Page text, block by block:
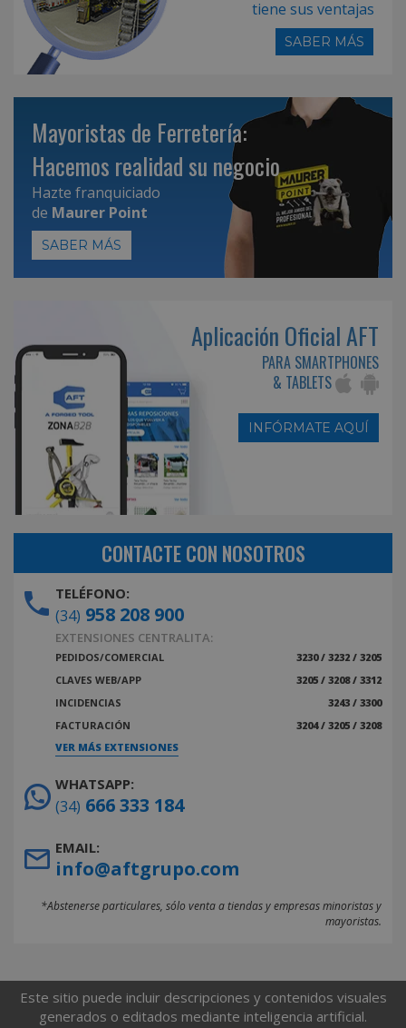
tiene sus ventajas
SABER MÁS
Mayoristas de Ferretería:
Hacemos realidad su negocio
Hazte franquiciado
de Maurer Point
SABER MÁS
Aplicación Oficial AFT
PARA SMARTPHONES
& TABLETS
INFÓRMATE AQUÍ
CONTACTE CON NOSOTROS
TELÉFONO:
(34) 958 208 900
EXTENSIONES CENTRALITA:
PEDIDOS/COMERCIAL
3230 / 3232 / 3205
CLAVES WEB/APP
3205 / 3208 / 3312
INCIDENCIAS
3243 / 3300
FACTURACIÓN
3204 / 3205 / 3208
VER MÁS EXTENSIONES
WHATSAPP:
(34) 666 333 184
EMAIL:
info@aftgrupo.com
*Abstenerse particulares, sólo venta a tiendas y empresas minoristas y
mayoristas.
Este sitio puede incluir descripciones y contenidos visuales
generados o editados mediante inteligencia artificial.